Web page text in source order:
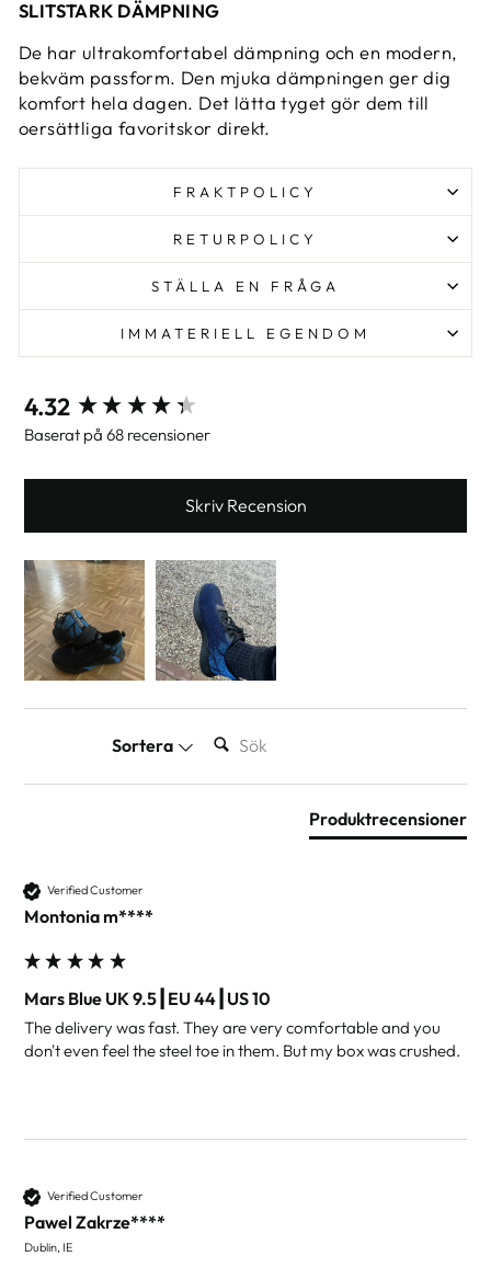
SLITSTARK DÄMPNING
De har ultrakomfortabel dämpning och en modern,
bekväm passform. Den mjuka dämpningen ger dig
komfort hela dagen. Det lätta tyget gör dem till
oersättliga favoritskor direkt.
FRAKTPOLICY
RETURPOLICY
STÄLLA EN FRÅGA
IMMATERIELL EGENDOM
4.32
Baserat på 68 recensioner
Skriv Recension
Sortera
Produktrecensioner
Verified Customer
Montonia m****
Mars Blue UK 9.5┃EU 44┃US 10
The delivery was fast. They are very comfortable and you
don't even feel the steel toe in them. But my box was crushed.
Verified Customer
Pawel Zakrze****
Dublin, IE
New content loaded